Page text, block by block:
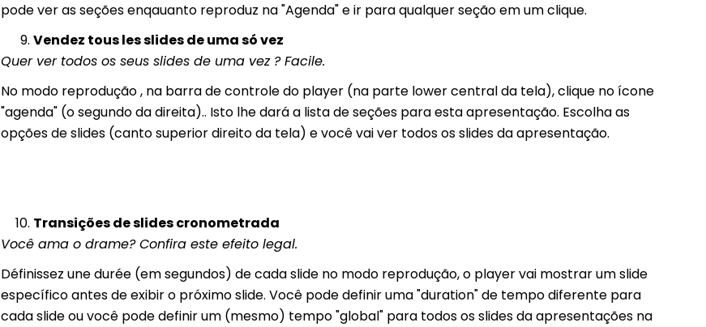
pode ver as seções enqauanto reproduz na "Agenda" e ir para qualquer seção em um clique.
Vendez tous les slides de uma só vez
Quer ver todos os seus slides de uma vez ? Facile.
No modo reprodução , na barra de controle do player (na parte lower central da tela), clique no ícone
"agenda" (o segundo da direita).. Isto lhe dará a lista de seções para esta apresentação. Escolha as
opções de slides (canto superior direito da tela) e você vai ver todos os slides da apresentação.
Transições de slides cronometrada
Você ama o drame? Confira este efeito legal.
Définissez une durée (em segundos) de cada slide no modo reprodução, o player vai mostrar um slide
específico antes de exibir o próximo slide. Você pode definir uma "duration" de tempo diferente para
cada slide ou você pode definir um (mesmo) tempo "global" para todos os slides da apresentações na